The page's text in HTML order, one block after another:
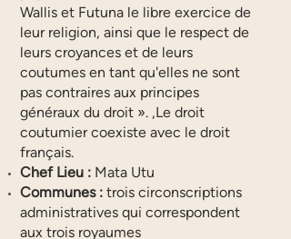
Wallis et Futuna le libre exercice de
leur religion, ainsi que le respect de
leurs croyances et de leurs
coutumes en tant qu'elles ne sont
pas contraires aux principes
généraux du droit ». ,Le droit
coutumier coexiste avec le droit
français.
Chef Lieu : Mata Utu
Communes : trois circonscriptions
administratives qui correspondent
aux trois royaumes